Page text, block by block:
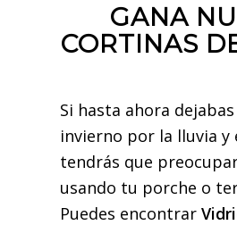
GANA
CORTINAS
Si hasta ahora
invierno por la lluvia
tendrás que
usando tu porche o
Puedes encontrar